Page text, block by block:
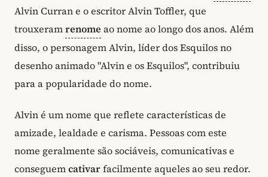
Alvin Curran e o escritor Alvin Toffler, que
trouxeramrenome ao nome ao longo dos anos. Além
disso, o personagem Alvin, líder dos Esquilos no
desenho animado "Alvin e os Esquilos", contribuiu
para a popularidade do nome.
Alvin é um nome que reflete características de
amizade, lealdade e carisma. Pessoas com este
nome geralmente são sociáveis, comunicativas e
conseguemcativarfacilmente aqueles ao seu redor.